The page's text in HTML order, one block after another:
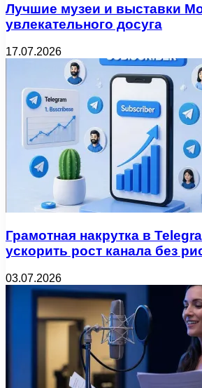
Лучшие музеи и выставки
увлекательного досуга
17.07.2026
Грамотная накрутка в
ускорить рост канала без
03.07.2026